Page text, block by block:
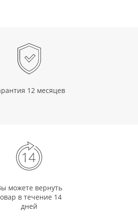
12 месяцев
можете вернуть
в течение 14
дней